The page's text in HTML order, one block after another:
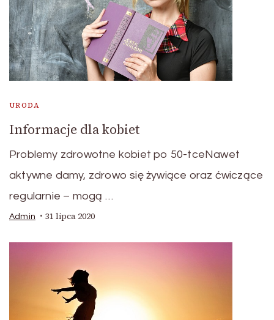
URODA
Informacje dla kobiet
Problemy zdrowotne kobiet po 50-tceNawet
aktywne damy, zdrowo się żywiące oraz ćwiczące
regularnie – mogą …
Admin 31 lipca 2020